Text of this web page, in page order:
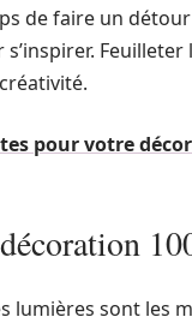
de faire un
s’inspirer.
pour votre
lumières sont les